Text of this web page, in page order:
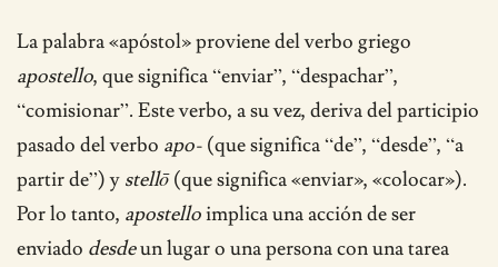
La palabra «apóstol» proviene del verbo griego
apostello, que significa “enviar”, “despachar”,
“comisionar”. Este verbo, a su vez, deriva del participio
pasado del verbo apo- (que significa “de”, “desde”, “a
partir de”) y stellō(que significa «enviar», «colocar»).
Por lo tanto, apostelloimplica una acción de ser
enviado desdeun lugar o una persona con una tarea